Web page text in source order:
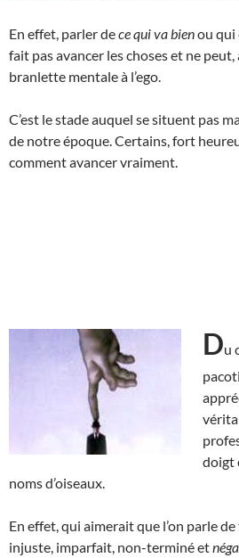
En effet, parler dece qui va bienou qui
fait pas avancer les choses et ne
branlette mentale à l’ego.
C’est le stade auquel se situent pas
de notre époque. Certains, fort
comment avancer vraiment.
Du
doigt
noms d’oiseaux.
En effet, qui aimerait que l’on parle
injuste, imparfait, non-terminé et